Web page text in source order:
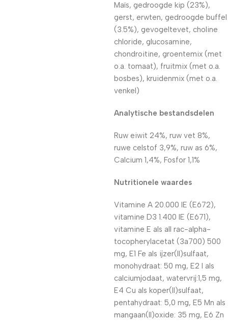
Maïs, gedroogde kip (23%),
gerst, erwten, gedroogde buffel
(3.5%), gevogeltevet, choline
chloride, glucosamine,
chondroitine, groentemix (met
o.a. tomaat), fruitmix (met o.a.
bosbes), kruidenmix (met o.a.
venkel)
Analytische bestandsdelen
Ruw eiwit 24%, ruw vet 8%,
ruwe celstof 3,9%, ruw as 6%,
Calcium 1,4%, Fosfor 1,1%
Nutritionele waardes
Vitamine A 20.000 IE (E672),
vitamine D3 1.400 IE (E671),
vitamine E als all rac-alpha-
tocopherylacetat (3a700) 500
mg, E1 Fe als ijzer(II)sulfaat,
monohydraat: 50 mg, E2 I als
calciumjodaat, watervrij:1,5 mg,
E4 Cu als koper(II)sulfaat,
pentahydraat: 5,0 mg, E5 Mn als
mangaan(II)oxide: 35 mg, E6 Zn